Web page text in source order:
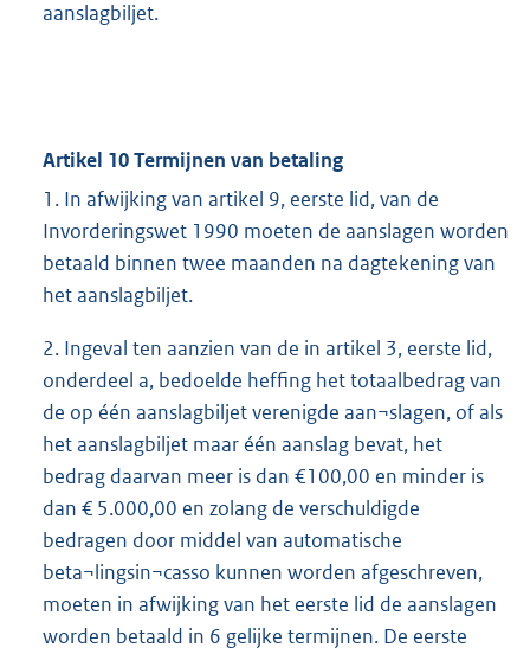
aanslagbiljet.
Artikel 10 Termijnen van betaling
1. In afwijking van artikel 9, eerste lid, van de
Invorderingswet 1990 moeten de aanslagen worden
betaald binnen twee maanden na dagtekening van
het aanslagbiljet.
2. Ingeval ten aanzien van de in artikel 3, eerste lid,
onderdeel a, bedoelde heffing het totaalbedrag van
de op één aanslagbiljet verenigde aan¬slagen, of als
het aanslagbiljet maar één aanslag bevat, het
bedrag daarvan meer is dan €100,00 en minder is
dan € 5.000,00 en zolang de verschuldigde
bedragen door middel van automatische
beta¬lingsin¬casso kunnen worden afgeschreven,
moeten in afwijking van het eerste lid de aanslagen
worden betaald in 6 gelijke termijnen. De eerste